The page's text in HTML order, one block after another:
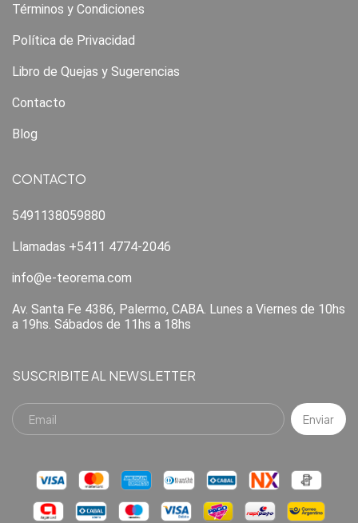
Términos y Condiciones
Política de Privacidad
Libro de Quejas y Sugerencias
Contacto
Blog
CONTACTO
5491138059880
Llamadas +5411 4774-2046
info@e-teorema.com
Av. Santa Fe 4386, Palermo, CABA. Lunes a Viernes de 10hs
a 19hs. Sábados de 11hs a 18hs
SUSCRIBITE AL NEWSLETTER